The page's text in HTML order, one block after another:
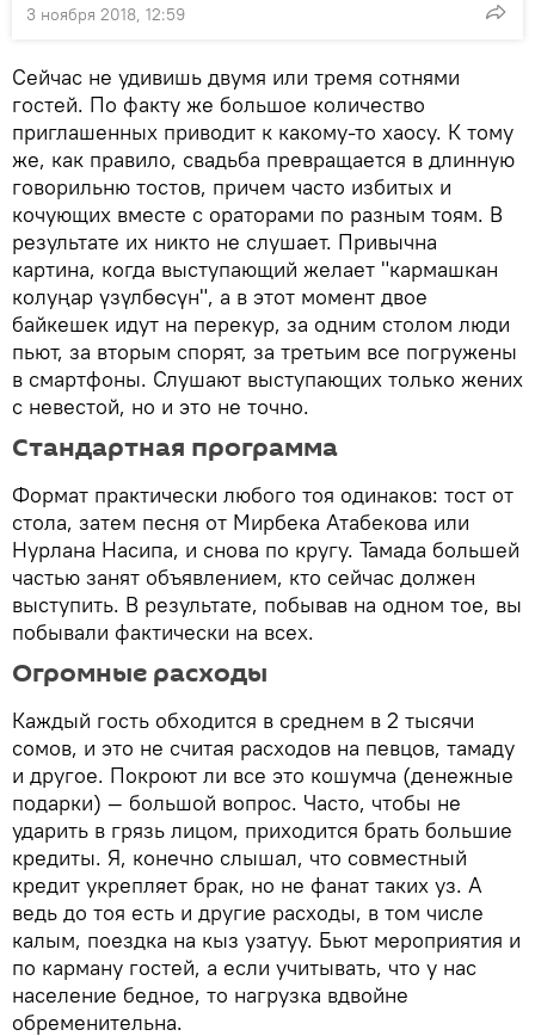
3 ноября 2018, 12:59
Сейчас не удивишь двумя или тремя сотнями
гостей. По факту же большое количество
приглашенных приводит к какому-то хаосу. К тому
же, как правило, свадьба превращается в длинную
говорильню тостов, причем часто избитых и
кочующих вместе с ораторами по разным тоям. В
результате их никто не слушает. Привычна
картина, когда выступающий желает "кармашкан
колуңар үзүлбөсүн", а в этот момент двое
байкешек идут на перекур, за одним столом люди
пьют, за вторым спорят, за третьим все погружены
в смартфоны. Слушают выступающих только жених
с невестой, но и это не точно.
Стандартная программа
Формат практически любого тоя одинаков: тост от
стола, затем песня от Мирбека Атабекова или
Нурлана Насипа, и снова по кругу. Тамада большей
частью занят объявлением, кто сейчас должен
выступить. В результате, побывав на одном тое, вы
побывали фактически на всех.
Огромные расходы
Каждый гость обходится в среднем в 2 тысячи
сомов, и это не считая расходов на певцов, тамаду
и другое. Покроют ли все это кошумча (денежные
подарки) — большой вопрос. Часто, чтобы не
ударить в грязь лицом, приходится брать большие
кредиты. Я, конечно слышал, что совместный
кредит укрепляет брак, но не фанат таких уз. А
ведь до тоя есть и другие расходы, в том числе
калым, поездка на кыз узатуу. Бьют мероприятия и
по карману гостей, а если учитывать, что у нас
население бедное, то нагрузка вдвойне
обременительна.